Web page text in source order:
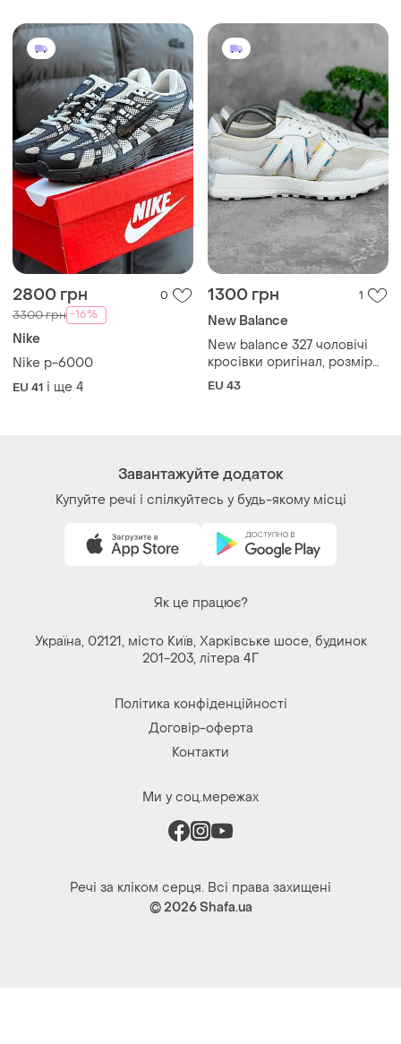
2800 грн 0
3300 грн -16%
Nike
Nike p-6000
EU 41 і ще 4
1300 грн 1
New Balance
New balance 327 чоловічі
кросівки оригінал, розмір
43
EU 43
Завантажуйте додаток
Купуйте речі і спілкуйтесь у будь-якому місці
Як це працює?
Україна, 02121, місто Київ, Харківське шосе, будинок
201-203, літера 4Г
Політика конфіденційності
Договір-оферта
Контакти
Ми у соц.мережах
Речі за кліком серця. Всі права захищені
© 2026Shafa.ua